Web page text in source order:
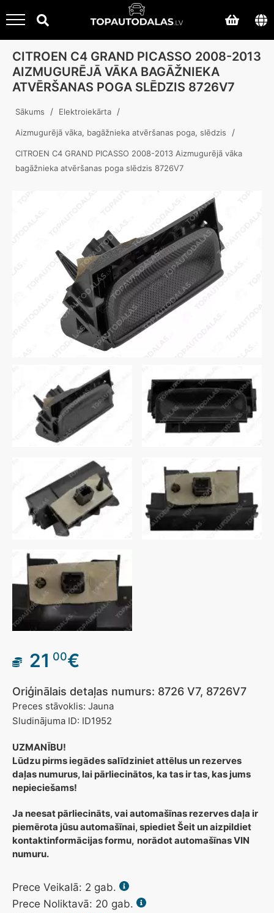
CITROEN C4 GRAND PICASSO 2008-2013
AIZMUGURĒJĀ VĀKA BAGĀŽNIEKA
ATVĒRŠANAS POGA SLĒDZIS 8726V7
Sākums / Elektroiekārta /
Aizmugurējā vāka, bagāžnieka atvēršanas poga, slēdzis /
CITROEN C4 GRAND PICASSO 2008-2013 Aizmugurējā vāka
bagāžnieka atvēršanas poga slēdzis 8726V7
21 00€
Oriģinālais detaļas numurs: 8726 V7, 8726V7
Preces stāvoklis: Jauna
Sludinājuma ID: ID1952
UZMANĪBU!
Lūdzu pirms iegādes salīdziniet attēlus un rezerves
daļas numurus, lai pārliecinātos, ka tas ir tas, kas jums
nepieciešams!
Ja neesat pārliecināts, vai automašīnas rezerves daļa ir
piemērota jūsu automašīnai, spiediet Šeit un aizpildiet
kontaktinformācijas formu, norādot automašīnas VIN
numuru.
Prece Veikalā: 2 gab.
Prece Noliktavā: 20 gab.